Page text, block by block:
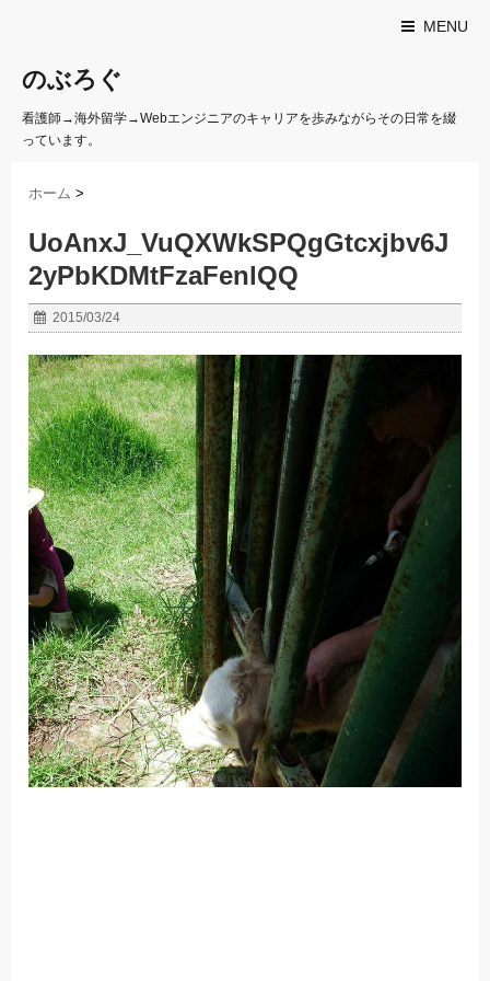
MENU
のぶろぐ
看護師→海外留学→Webエンジニアのキャリアを歩みながらその日常を綴
っています。
ホーム >
UoAnxJ_VuQXWkSPQgGtcxjbv6J
2yPbKDMtFzaFenlQQ
2015/03/24